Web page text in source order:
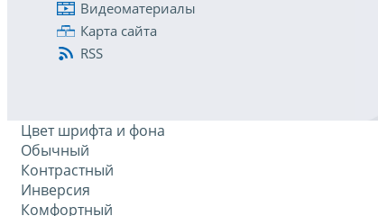
Видеоматериалы
Карта сайта
RSS
Цвет шрифта и фона
Обычный
Контрастный
Инверсия
Комфортный